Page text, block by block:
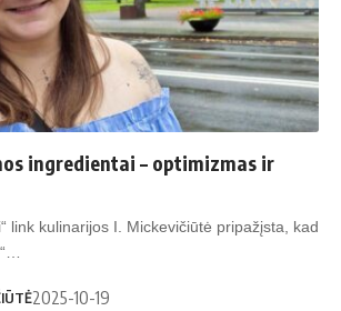
ingredientai – optimizmas ir
link kulinarijos I. Mickevičiūtė pripažįsta, kad
2025-10-19